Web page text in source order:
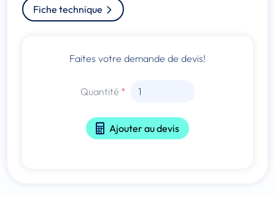
Fiche technique
Faites votre demande de devis!
Quantité
Ajouter au devis